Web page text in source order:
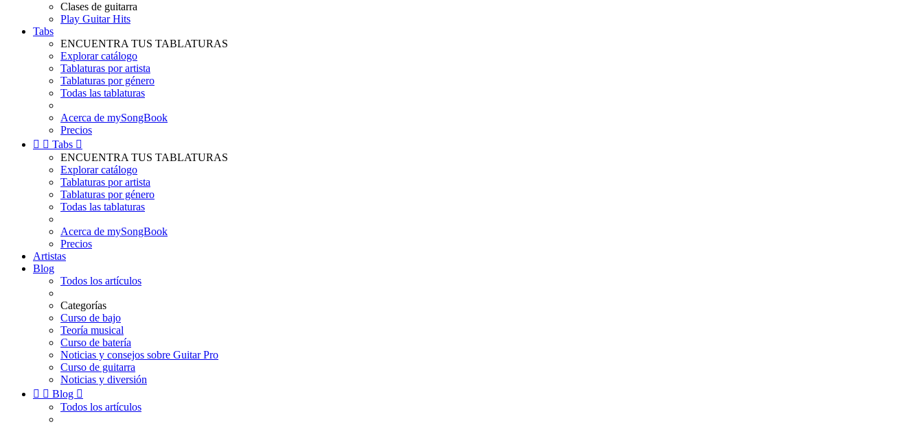
Clases de guitarra
Play Guitar Hits
Tabs
ENCUENTRA TUS TABLATURAS
Explorar catálogo
Tablaturas por artista
Tablaturas por género
Todas las tablaturas
Acerca de mySongBook
Precios
  Tabs 
ENCUENTRA TUS TABLATURAS
Explorar catálogo
Tablaturas por artista
Tablaturas por género
Todas las tablaturas
Acerca de mySongBook
Precios
Artistas
Blog
Todos los artículos
Categorías
Curso de bajo
Teoría musical
Curso de batería
Noticias y consejos sobre Guitar Pro
Curso de guitarra
Noticias y diversión
  Blog 
Todos los artículos